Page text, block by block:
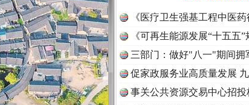
《医疗卫生强基工程中医
《可再生能源发展“十五五
三部门：做好"八一"期间拥
促家政服务业高质量发展
事关公共资源交易中心招